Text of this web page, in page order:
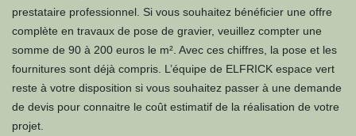
prestataire professionnel. Si vous souhaitez bénéficier une offre
complète en travaux de pose de gravier, veuillez compter une
somme de 90 à 200 euros le m². Avec ces chiffres, la pose et les
fournitures sont déjà compris. L’équipe de ELFRICK espace vert
reste à votre disposition si vous souhaitez passer à une demande
de devis pour connaitre le coût estimatif de la réalisation de votre
projet.